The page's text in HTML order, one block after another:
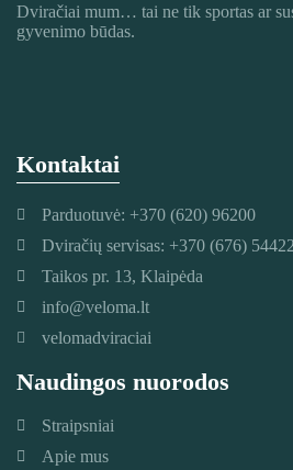
Dviračiai mum… tai ne tik sportas ar
gyvenimo būdas.
Kontaktai
Parduotuvė: +370 (620) 96200
Dviračių servisas: +370 (676) 54422
Taikos pr. 13, Klaipėda
info@veloma.lt
velomadviraciai
Naudingos nuorodos
Straipsniai
Apie mus